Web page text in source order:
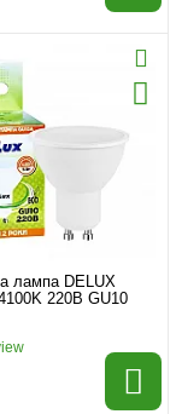
лампа DELUX
220B GU10